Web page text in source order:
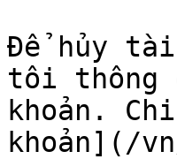
Để hủy
tôi thông
khoản.
khoản](/